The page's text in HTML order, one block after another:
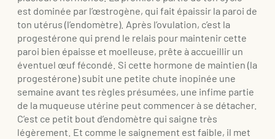
est dominée par l’œstrogène, qui fait épaissir la paroi de
ton utérus (l’endomètre). Après l’ovulation, c’est la
progestérone qui prend le relais pour maintenir cette
paroi bien épaisse et moelleuse, prête à accueillir un
éventuel œuf fécondé. Si cette hormone de maintien (la
progestérone) subit une petite chute inopinée une
semaine avant tes règles présumées, une infime partie
de la muqueuse utérine peut commencer à se détacher.
C’est ce petit bout d’endomètre qui saigne très
légèrement. Et comme le saignement est faible, il met